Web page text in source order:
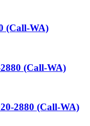
(Call-WA)
(Call-WA)
2880 (Call-WA)